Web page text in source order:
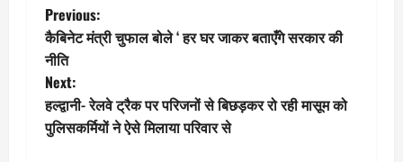
P
o
s
t
Previous:
कैबिनेट मंत्री चुफाल बोले ‘ हर घर जाकर बताएँगे सरकार की
नीति
Next:
हल्द्वानी- रेलवे ट्रैक पर परिजनों से बिछड़कर रो रही मासूम को
पुलिसकर्मियों ने ऐसे मिलाया परिवार से